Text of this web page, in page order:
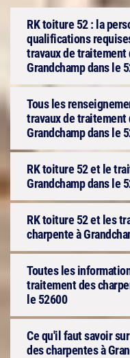
RK toiture 52 : la
qualifications
travaux de traitement
Grandchamp dans le
Tous les
travaux de traitement
Grandchamp dans le
RK toiture 52 et le
Grandchamp dans le
RK toiture 52 et les
charpente à
Toutes les
traitement des
le 52600
Ce qu'il faut savoir
des charpentes à